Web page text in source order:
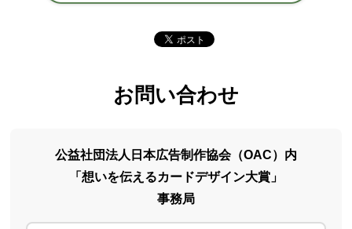
お問い合わせ
公益社団法人日本広告制作協会（OAC）内
「想いを伝えるカードデザイン大賞」
事務局